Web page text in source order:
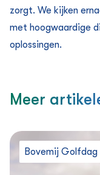
zorgt. We kijken
met hoogwaardige
oplossingen.
Meer
Bovemij Golfdag